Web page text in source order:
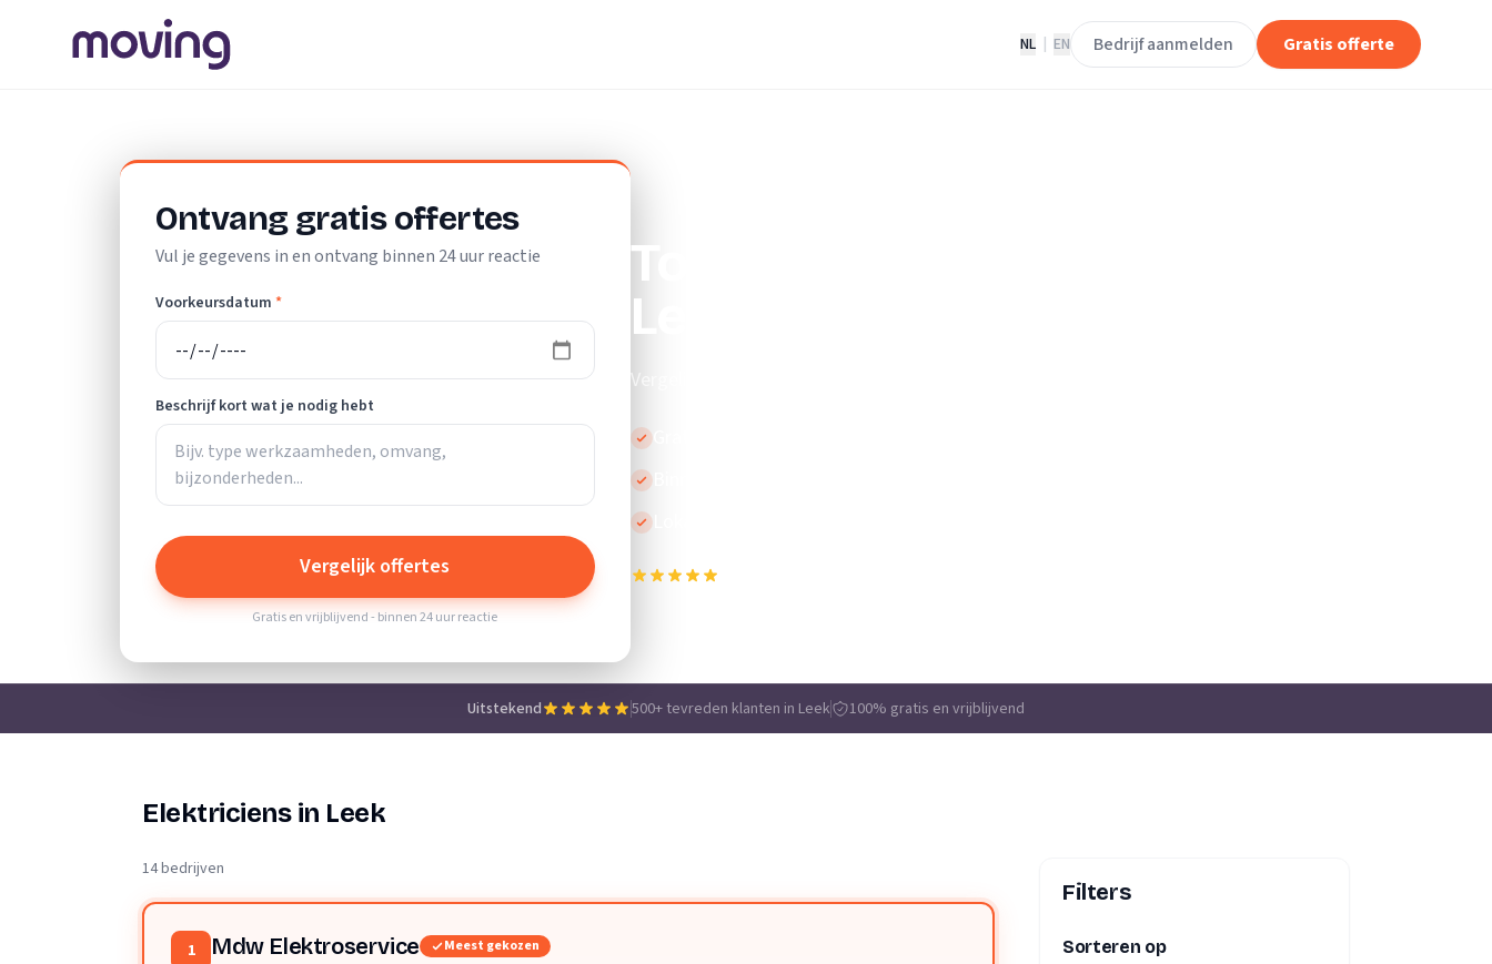
NL EN Bedrijf aanmelden Gratis offerte
Ontvang gratis offertes
Vul je gegevens in en ontvang binnen 24 uur reactie
Voorkeursdatum *
Beschrijf kort wat je nodig hebt
Vergelijk offertes
Gratis en vrijblijvend - binnen 24 uur reactie
Top 10 beste elektriciens in
Leek
Vergelijk de beste elektriciens in Leek.
Gratis en vrijblijvend
Binnen 24 uur reactie
Lokale vakmensen
Uitstekend 500+ tevreden klanten in Leek 100% gratis en vrijblijvend
Elektriciens in Leek
14 bedrijven
1 Mdw Elektroservice Meest gekozen
Filters
Sorteren op